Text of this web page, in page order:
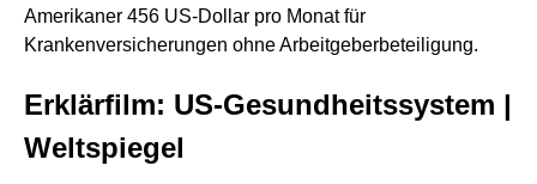
Amerikaner 456 US-Dollar pro Monat für
Krankenversicherungen ohne Arbeitgeberbeteiligung.
Erklärfilm: US-Gesundheitssystem |
Weltspiegel